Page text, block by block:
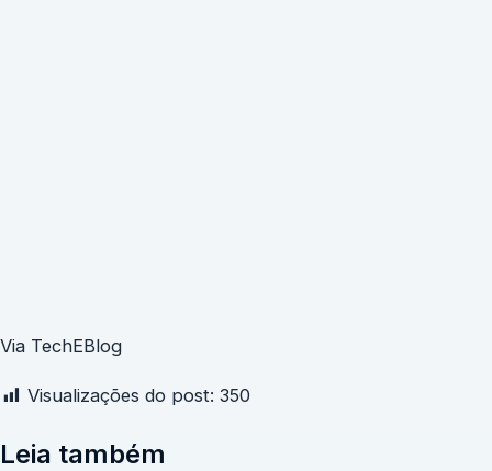
Via TechEBlog
Visualizações do post: 350
Leia também